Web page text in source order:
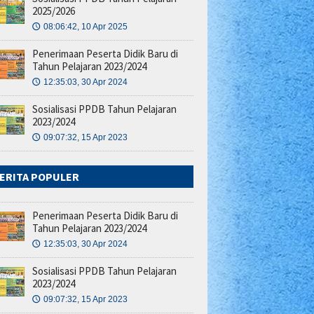
2025/2026
🕔 08:06:42, 10 Apr 2025
Penerimaan Peserta Didik Baru di
Tahun Pelajaran 2023/2024
🕔 12:35:03, 30 Apr 2024
Sosialisasi PPDB Tahun Pelajaran
2023/2024
🕔 09:07:32, 15 Apr 2023
POPULER
Penerimaan Peserta Didik Baru di
Tahun Pelajaran 2023/2024
🕔 12:35:03, 30 Apr 2024
Sosialisasi PPDB Tahun Pelajaran
2023/2024
🕔 09:07:32, 15 Apr 2023